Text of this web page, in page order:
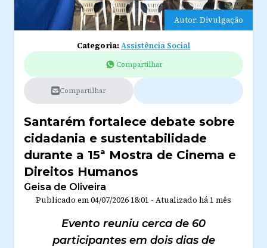
Autor: Divulgação
Categoria:Assistência Social
Compartilhar
Compartilhar
Santarém fortalece debate sobre
cidadania e sustentabilidade
durante a 15ª Mostra de Cinema e
Direitos Humanos
Geisa de Oliveira
Publicado em04/07/2026 18:01 - Atualizado há 1 mês
Evento reuniu cerca de 60
participantes em dois dias de